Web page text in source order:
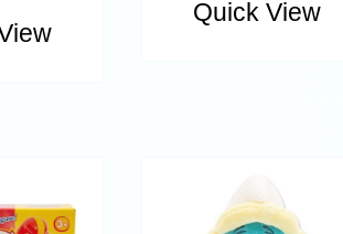
Quick View